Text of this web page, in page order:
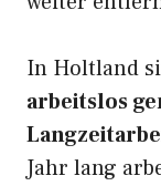
In Holtland
arbeitslos
Jahr lang